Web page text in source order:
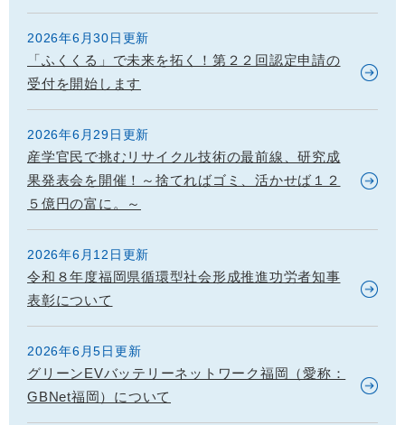
2026年6月30日更新
「ふくくる」で未来を拓く！第２２回認定申請の
受付を開始します
2026年6月29日更新
産学官民で挑むリサイクル技術の最前線、研究成
果発表会を開催！～捨てればゴミ、活かせば１２
５億円の富に。～
2026年6月12日更新
令和８年度福岡県循環型社会形成推進功労者知事
表彰について
2026年6月5日更新
グリーンEVバッテリーネットワーク福岡（愛称：
GBNet福岡）について